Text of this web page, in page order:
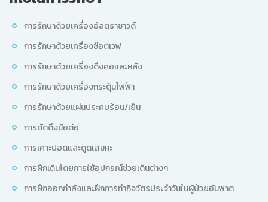
การรักษาด้วยเครื่องอัลตราซาวด์
การรักษาด้วยเครื่องช๊อตเวฟ
การรักษาด้วยเครื่องดึงคอและหลัง
การรักษาด้วยเครื่องกระตุ้นไฟฟ้า
การรักษาด้วยแผ่นประคบร้อน/เย็น
การดัดดึงข้อต่อ
การเคาะปอดและดูดเสมหะ
การฝึกเดินโดยการใช้อุปกรณ์ช่วยเดินต่างๆ
การฝึกออกกำลังและฝึกการทำกิจวัตรประจำวันในผู้ป่วยอัมพาต